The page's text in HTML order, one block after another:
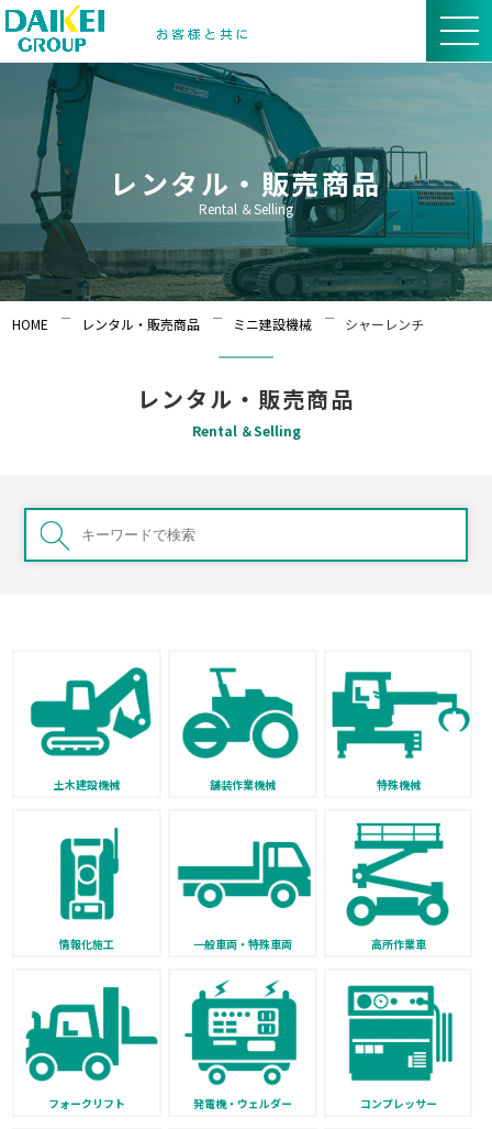
レンタル・販売商品
Rental ＆Selling
HOME レンタル・販売商品 ミニ建設機械 シャーレンチ
レンタル・販売商品
Rental ＆Selling
土木建設機械 舗装作業機械 特殊機械
情報化施工 一般車両・特殊車両 高所作業車
フォークリフト 発電機・ウェルダー コンプレッサー